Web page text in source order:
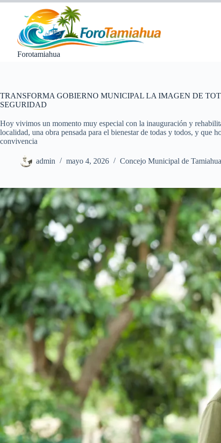
Saltar
contenido
Forotamiahua
TRANSFORMA GOBIERNO MUNICIPAL LA IMAGEN DE
SEGURIDAD
Hoy vivimos un momento muy especial con la inauguración y
localidad, una obra pensada para el bienestar de todas y todos, y que
convivencia
admin mayo 4, 2026 Concejo Municipal de Tamiahua